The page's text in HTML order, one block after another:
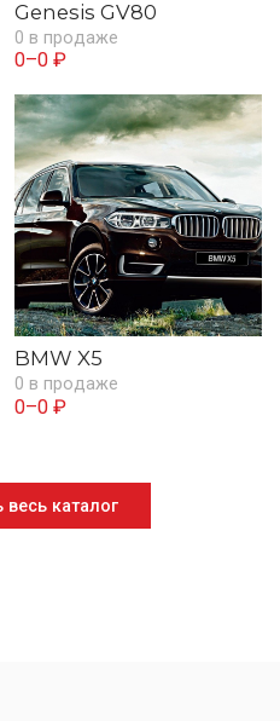
Genesis GV80
0 в продаже
0–0 ₽
BMW X5
0 в продаже
0–0 ₽
весь каталог